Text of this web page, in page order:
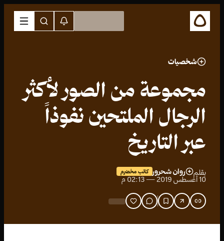
شخصيات
مجموعة من الصور لأكثر
الرجال الملتحين نفوذاً
عبر التاريخ
بقلم روان شحرور كاتب مخضرم
10 أغسطس 2019 — 02:13 م